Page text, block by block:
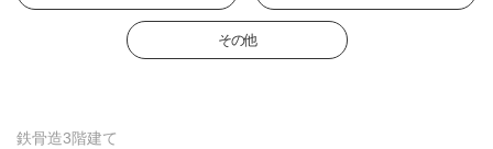
その他
鉄骨造3階建て